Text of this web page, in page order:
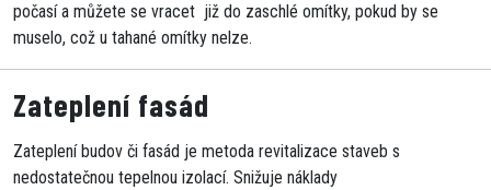
počasí a můžete se vracet již do zaschlé omítky, pokud by se
muselo, což u tahané omítky nelze.
Zateplení fasád
Zateplení budov či fasád je metoda revitalizace staveb s
nedostatečnou tepelnou izolací. Snižuje náklady